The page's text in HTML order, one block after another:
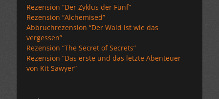
Rezension “Der Zyklus der Fünf”
Rezension “Alchemised”
Abbruchrezension “Der Wald ist wie das
vergessen”
Rezension “The Secret of Secrets”
Rezension “Das erste und das letzte Abenteuer
von Kit Sawyer”